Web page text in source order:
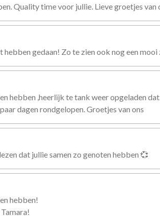
Quality time voor jullie. Lieve groetjes van
hebben gedaan! Zo te zien ook nog een
hebben ,heerlijk te tank weer opgeladen
dagen rondgelopen. Groetjes van ons
dat jullie samen zo genoten hebben 💞
hebben!